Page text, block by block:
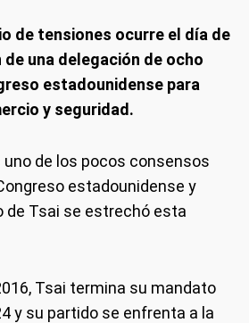
de tensiones ocurre el día de
de una delegación de ocho
estadounidense para
y seguridad.
uno de los pocos consensos
estadounidense y
de Tsai se estrechó esta
Tsai termina su mandato
y su partido se enfrenta a la